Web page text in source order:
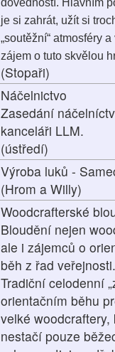
dovedností. Hlavním
je si zahrát, užít si
„soutěžní“ atmosféry
zájem o tuto skvělou
(Stopaři)
Náčelnictvo
Zasedání
kanceláři LLM.
(ústředí)
Výroba luků -
(Hrom a Willy)
Woodcrafterské
Bloudění nejen
ale i zájemců o
běh z řad veřejnosti.
Tradiční celodenní
orientačním běhu
velké woodcraftery,
nestačí pouze